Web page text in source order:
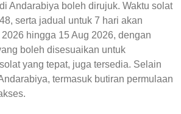
Andarabiya boleh dirujuk. Waktu solat
serta jadual untuk 7 hari akan
hingga 15 Aug 2026, dengan
boleh disesuaikan untuk
yang tepat, juga tersedia. Selain
termasuk butiran permulaan